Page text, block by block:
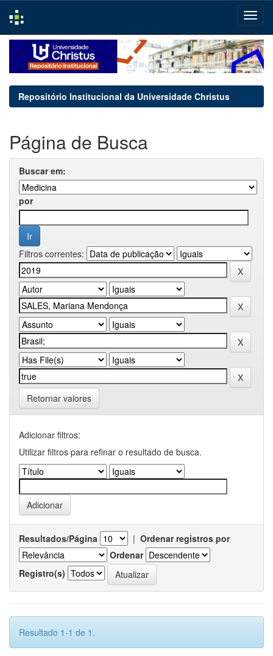
navigation
Repositório Institucional da Universidade Christus
Página de Busca
Buscar em:
por
Filtros correntes:
Retornar valores
Adicionar filtros:
Utilizar filtros para refinar o resultado de busca.
Resultados/Página | Ordenar registros por
Ordenar
Registro(s)
Resultado 1-1 de 1.